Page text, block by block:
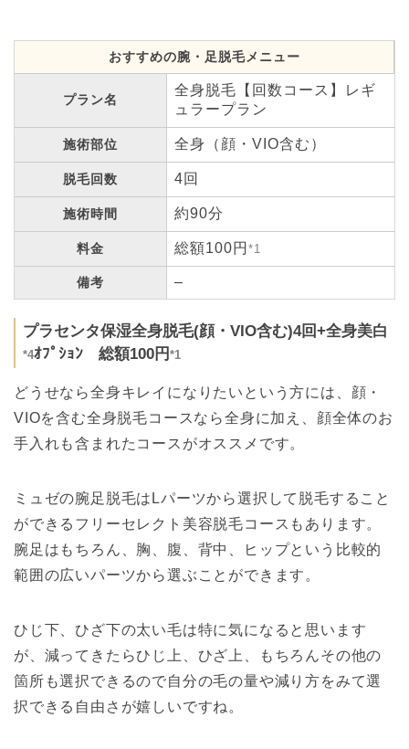
おすすめの腕・足脱毛メニュー
プラン名
全身脱毛【回数コース】レギ
ュラープラン
施術部位 全身（顔・VIO含む）
脱毛回数 4回
施術時間 約90分
料金 総額100円 *1
備考 –
プラセンタ保湿全身脱毛(顔・VIO含む)4回+全身美白
*4ｵﾌﾟｼｮﾝ 総額100円 *1
どうせなら全身キレイになりたいという方には、顔・
VIOを含む全身脱毛コースなら全身に加え、顔全体のお
手入れも含まれたコースがオススメです。
ミュゼの腕足脱毛はLパーツから選択して脱毛すること
ができるフリーセレクト美容脱毛コースもあります。
腕足はもちろん、胸、腹、背中、ヒップという比較的
範囲の広いパーツから選ぶことができます。
ひじ下、ひざ下の太い毛は特に気になると思います
が、減ってきたらひじ上、ひざ上、もちろんその他の
箇所も選択できるので自分の毛の量や減り方をみて選
択できる自由さが嬉しいですね。